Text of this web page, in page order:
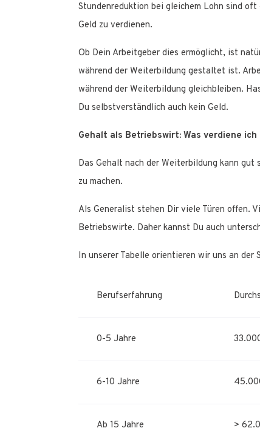
Stundenreduktion bei gleichem Lohn sind
Geld zu verdienen.
Ob Dein Arbeitgeber dies ermöglicht, ist
während der Weiterbildung gestaltet ist.
während der Weiterbildung gleichbleiben.
Du selbstverständlich auch kein Geld.
Gehalt als Betriebswirt: Was verdiene
Das Gehalt nach der Weiterbildung kann gut
zu machen.
Als Generalist stehen Dir viele Türen offen.
Betriebswirte. Daher kannst Du auch
In unserer Tabelle orientieren wir uns an der
Berufserfahrung
0-5 Jahre
6-10 Jahre
Ab 15 Jahre >